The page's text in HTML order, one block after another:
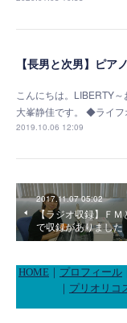
【長男と次男】ピア
こんにちは。LIBERTY
大峯静佳です。 ◆ライ
2019.10.06 12:09
2017.11.07 05:02
【ラジオ収録】ＦＭ
で収録がありました